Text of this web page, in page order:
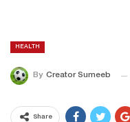
HEALTH
By Creator Sumeeb
Share